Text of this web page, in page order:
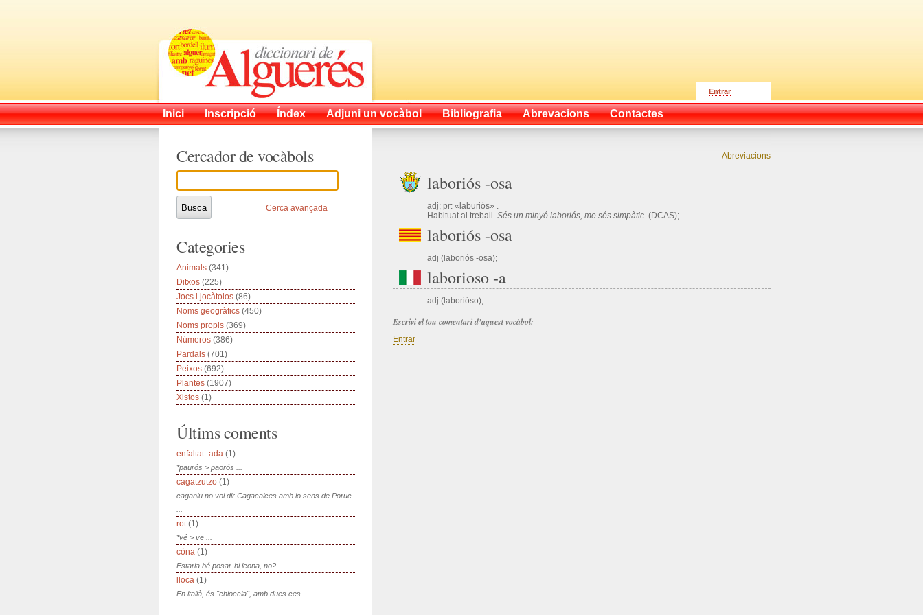
Entrar
Inici Inscripció Índex Adjuni un vocàbol Bibliografia Abrevacions Contactes
Abreviacions
laboriós -osa
adj; pr: «laburiós» .
Habituat al treball. Sés un minyó laboriós, me sés simpàtic. (DCAS);
laboriós -osa
adj (laboriós -osa);
laborioso -a
adj (laborióso);
Escrivi el tou comentari d’aquest vocàbol:
Entrar
Cercador de vocàbols
Cerca avançada
Categories
Animals (341)
Ditxos (225)
Jocs i jocàtolos (86)
Noms geogràfics (450)
Noms propis (369)
Números (386)
Pardals (701)
Peixos (692)
Plantes (1907)
Xistos (1)
Últims coments
enfaltat -ada (1)
*paurós > paorós ...
cagatzutzo (1)
caganiu no vol dir Cagacalces amb lo sens de Poruc.
rot(1)
*vé > ve ...
còna (1)
Estaria bé posar-hi icona, no? ...
lloca (1)
En italià, és "chioccia", amb dues ces. ...